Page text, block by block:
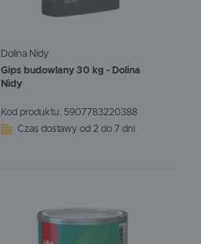
Dolina Nidy
Gips budowlany 30 kg - Dolina
Nidy
Kod produktu: 5907783220388
Czas dostawy od 2 do 7 dni
WIĘCEJ